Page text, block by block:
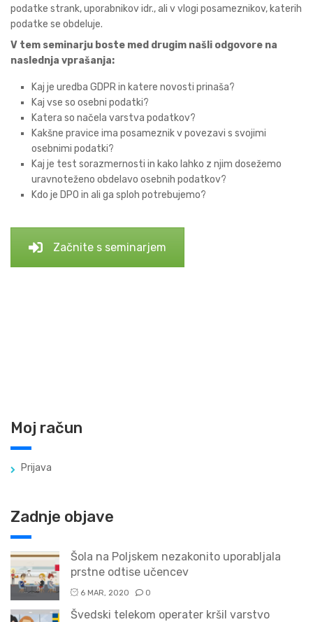
podatke strank, uporabnikov idr., ali v vlogi posameznikov, katerih
podatke se obdeluje.
V tem seminarju boste med drugim našli odgovore na
naslednja vprašanja:
Kaj je uredba GDPR in katere novosti prinaša?
Kaj vse so osebni podatki?
Katera so načela varstva podatkov?
Kakšne pravice ima posameznik v povezavi s svojimi
osebnimi podatki?
Kaj je test sorazmernosti in kako lahko z njim dosežemo
uravnoteženo obdelavo osebnih podatkov?
Kdo je DPO in ali ga sploh potrebujemo?
Začnite s seminarjem
Moj račun
Prijava
Zadnje objave
Šola na Poljskem nezakonito uporabljala
prstne odtise učencev
6 MAR, 2020 0
Švedski telekom operater kršil varstvo